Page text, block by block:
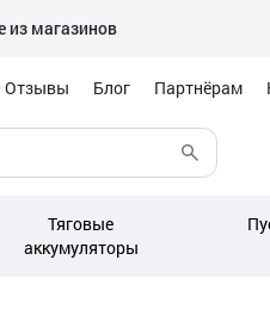
из магазинов
Отзывы Блог Партнёрам
Тяговые
аккумуляторы